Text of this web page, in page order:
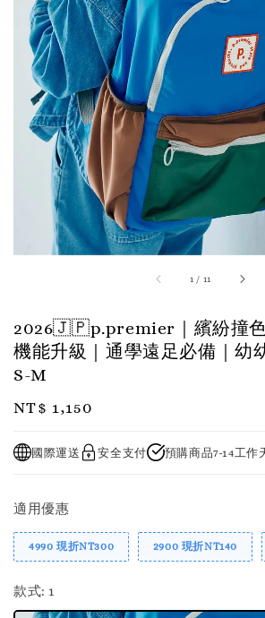
1 / 11
2026🇯🇵p.premier｜繽紛撞色
機能升級｜通學遠足必備｜幼
S-M
Regular
NT$ 1,150
國際運送 安全支付 預購商品7-14工作
適用優惠
4990 現折NT300 2900 現折NT140
款式: 1